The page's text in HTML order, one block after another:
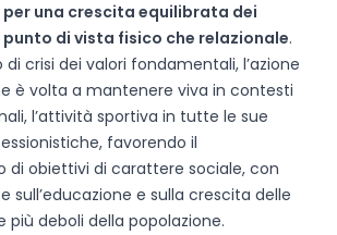
una crescita equilibrata dei
di vista fisico che relazionale.
crisi dei valori fondamentali, l’azione
è volta a mantenere viva in contesti
l’attività sportiva in tutte le sue
favorendo il
di obiettivi di carattere sociale, con
sull’educazione e sulla crescita delle
più deboli della popolazione.